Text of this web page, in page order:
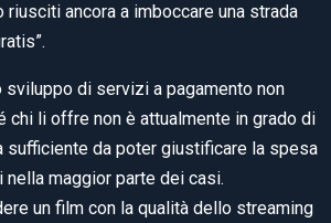
riusciti ancora a imboccare una strada
sviluppo di servizi a pagamento non
chi li offre non è attualmente in grado di
sufficiente da poter giustificare la spesa
maggior parte dei casi.
un film con la qualità dello streaming